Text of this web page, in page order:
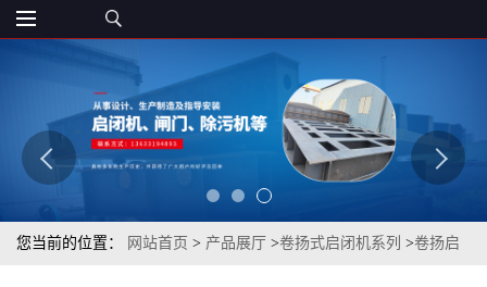
您当前的位置： 网站首页 > 产品展厅 >卷扬式启闭机系列 >卷扬启